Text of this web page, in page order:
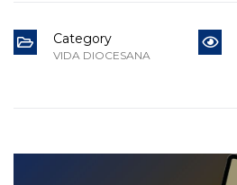
Category
VIDA DIOCESANA